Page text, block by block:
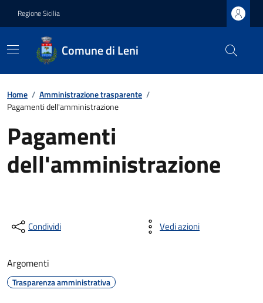
Regione Sicilia
Comune di Leni
Home / Amministrazione trasparente /
Pagamenti dell'amministrazione
Pagamenti
dell'amministrazione
Condividi Vedi azioni
Argomenti
Trasparenza amministrativa